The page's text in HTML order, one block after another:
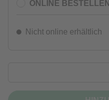
ONLINE BESTELLEN
Nicht online erhältlich